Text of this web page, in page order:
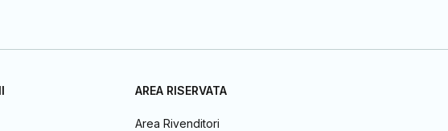
AREA RISERVATA
Area Rivenditori